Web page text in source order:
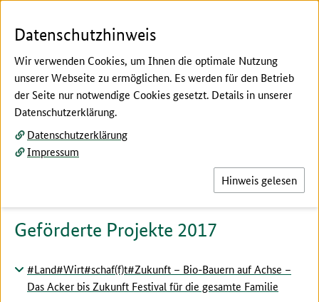
Hier beginnt der Hauptinhalt dieser Seite
Projekte 2017
Förderung von Verbraucherinformationen und
Absatzförderungsmaßnahmen
Geförderte Projekte 2017
#Land#Wirt#schaf(f)t#Zukunft – Bio-Bauern auf Achse –
Das Acker bis Zukunft Festival für die gesamte Familie
Datenschutzhinweis
Wir verwenden Cookies, um Ihnen die optimale Nutzung
unserer Webseite zu ermöglichen. Es werden für den Betrieb
der Seite nur notwendige Cookies gesetzt. Details in unserer
Datenschutzerklärung.
Datenschutzerklärung
Impressum
Hinweis gelesen